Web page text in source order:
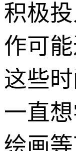
积极
作可
这些
一直